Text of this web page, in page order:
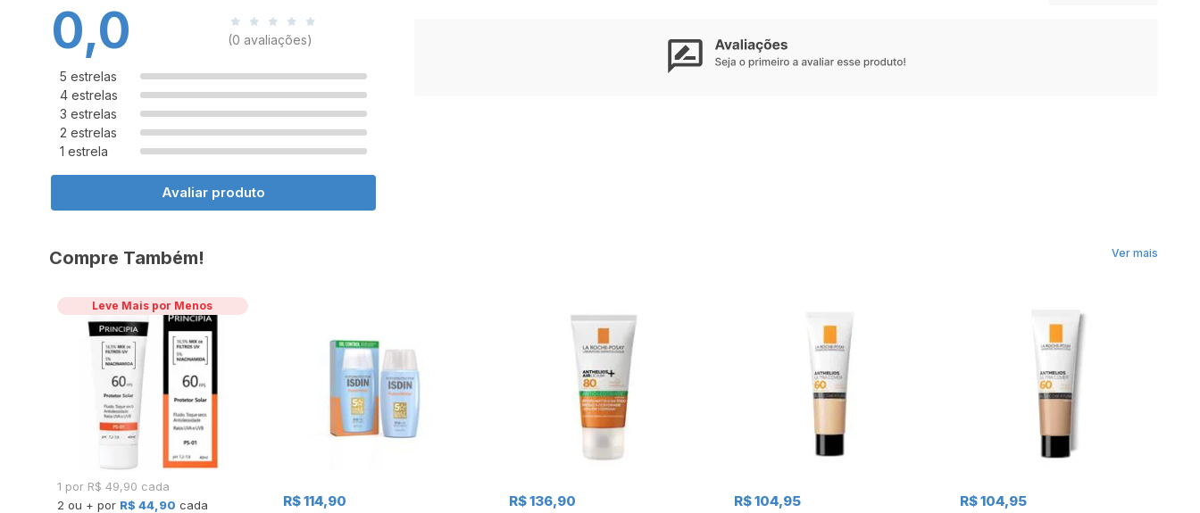
0,0 (0 avaliações)
5 estrelas
4 estrelas
3 estrelas
2 estrelas
1 estrela
Avaliar produto
Ver mais
Compre Também!
Leve Mais por Menos
1 por R$ 49,90 cada
2 ou + por R$ 44,90 cada
R$ 114,90 R$ 136,90 R$ 104,95 R$ 104,95